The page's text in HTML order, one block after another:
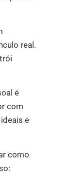
real.
é
com
e
como